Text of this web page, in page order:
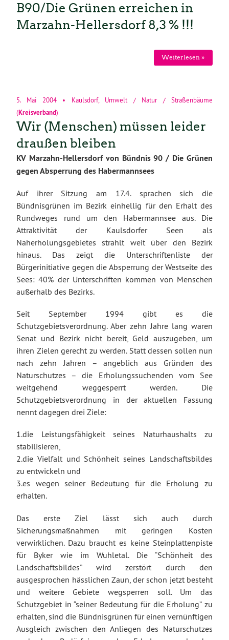
B90/Die Grünen erreichen in
Marzahn-Hellersdorf 8,3 % !!!
Weiterlesen »
5. Mai 2004• Kaulsdorf, Umwelt / Natur / Straßenbäume
(Kreisverband)
Wir (Menschen) müssen leider
draußen bleiben
KV Marzahn-Hellersdorf von Bündnis 90 / Die Grünen
gegen Absperrung des Habermannsees
Auf ihrer Sitzung am 17.4. sprachen sich die
Bündnisgrünen im Bezirk einhellig für den Erhalt des
Rundweges rund um den Habermannsee aus. Die
Attraktivität der Kaulsdorfer Seen als
Naherholungsgebietes strahlt weit über den Bezirk
hinaus. Das zeigt die Unterschriftenliste der
Bürgerinitiative gegen die Absperrung der Westseite des
Sees: 40% der Unterschriften kommen von Menschen
außerhalb des Bezirks.
Seit September 1994 gibt es die
Schutzgebietsverordnung. Aber zehn Jahre lang waren
Senat und Bezirk nicht bereit, Geld auszugeben, um
ihren Zielen gerecht zu werden. Statt dessen sollen nun
nach zehn Jahren – angeblich aus Gründen des
Naturschutzes – die Erholungssuchenden vom See
weitgehend weggesperrt werden. Die
Schutzgebietsverordnung in der aktuellen Fassung
nennt dagegen drei Ziele:
1.die Leistungsfähigkeit seines Naturhaushalts zu
stabilisieren,
2.die Vielfalt und Schönheit seines Landschaftsbildes
zu entwickeln und
3.es wegen seiner Bedeutung für die Erholung zu
erhalten.
Das erste Ziel lässt sich auch durch
Sicherungsmaßnahmen mit geringen Kosten
verwirklichen. Dazu braucht es keine Steinplattenpiste
für Byker wie im Wuhletal. Die “Schönheit des
Landschaftsbildes” wird zerstört durch den
ausgesprochen hässlichen Zaun, der schon jetzt besteht
und weitere Gebiete wegsperren soll. Um das
Schutzgebiet in “seiner Bedeutung für die Erholung” zu
erhalten, sind die Bündnisgrünen für einen vernünftigen
Ausgleich zwischen den Anliegen des Naturschutzes